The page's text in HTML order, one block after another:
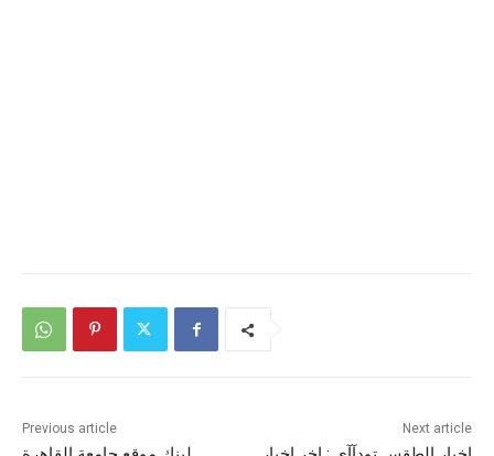
Previous article Next article